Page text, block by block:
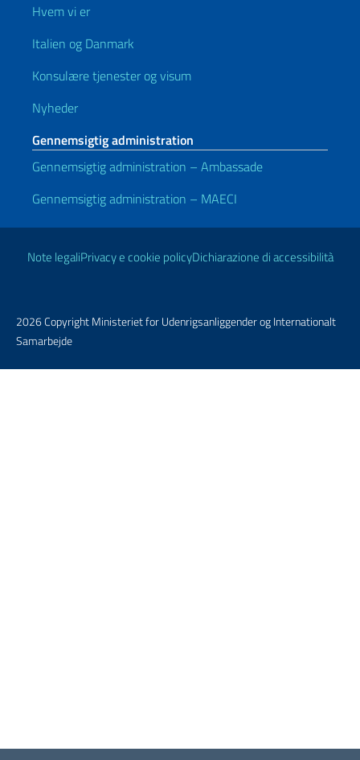
Hvem vi er
Italien og Danmark
Konsulære tjenester og visum
Nyheder
Gennemsigtig administration
Gennemsigtig administration – Ambassade
Gennemsigtig administration – MAECI
Nyttige links
Note legaliPrivacy e cookie policyDichiarazione di accessibilità
2026 Copyright Ministeriet for Udenrigsanliggender og Internationalt
Samarbejde